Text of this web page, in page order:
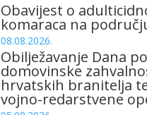
Obavijest o
komaraca na
08.08.2026.
Obilježavanje Dana
domovinske
hrvatskih branitelja
vojno-redarstvene